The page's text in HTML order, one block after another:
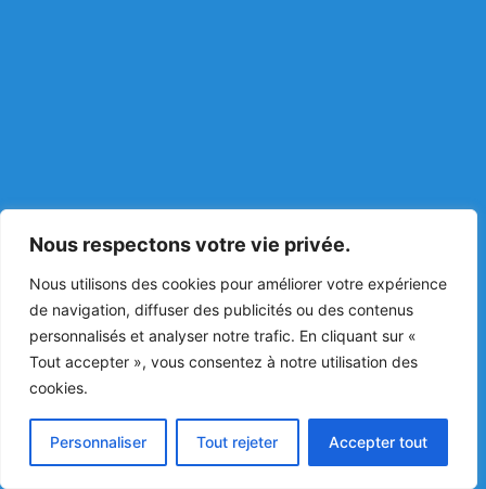
Nous respectons votre vie privée.
Nous utilisons des cookies pour améliorer votre expérience
de navigation, diffuser des publicités ou des contenus
personnalisés et analyser notre trafic. En cliquant sur «
Tout accepter », vous consentez à notre utilisation des
cookies.
Personnaliser Tout rejeter Accepter tout